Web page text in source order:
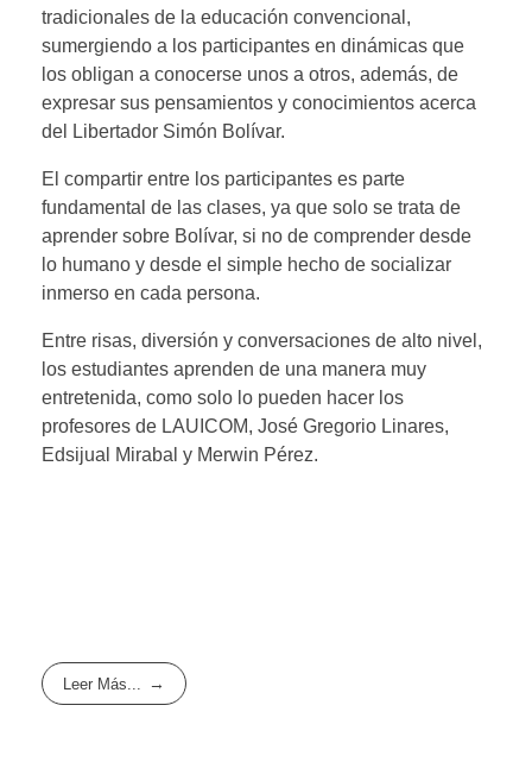
tradicionales de la educación convencional,
sumergiendo a los participantes en dinámicas que
los obligan a conocerse unos a otros, además, de
expresar sus pensamientos y conocimientos acerca
del Libertador Simón Bolívar.
El compartir entre los participantes es parte
fundamental de las clases, ya que solo se trata de
aprender sobre Bolívar, si no de comprender desde
lo humano y desde el simple hecho de socializar
inmerso en cada persona.
Entre risas, diversión y conversaciones de alto nivel,
los estudiantes aprenden de una manera muy
entretenida, como solo lo pueden hacer los
profesores de LAUICOM, José Gregorio Linares,
Edsijual Mirabal y Merwin Pérez.
Leer Más...